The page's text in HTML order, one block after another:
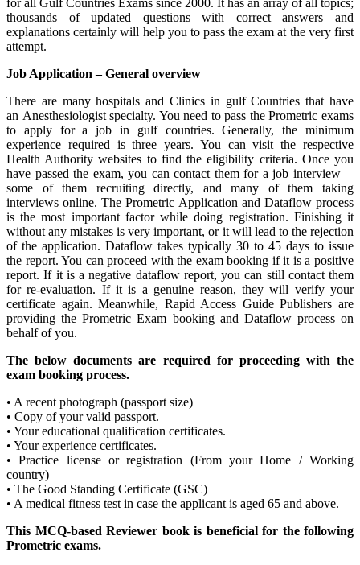
for all Gulf Countries Exams since 2000. It has an array of all topics;
thousands of updated questions with correct answers and
explanations certainly will help you to pass the exam at the very first
attempt.
Job Application – General overview
There are many hospitals and Clinics in gulf Countries that have
an Anesthesiologist specialty. You need to pass the Prometric exams
to apply for a job in gulf countries. Generally, the minimum
experience required is three years. You can visit the respective
Health Authority websites to find the eligibility criteria. Once you
have passed the exam, you can contact them for a job interview—
some of them recruiting directly, and many of them taking
interviews online. The Prometric Application and Dataflow process
is the most important factor while doing registration. Finishing it
without any mistakes is very important, or it will lead to the rejection
of the application. Dataflow takes typically 30 to 45 days to issue
the report. You can proceed with the exam booking if it is a positive
report. If it is a negative dataflow report, you can still contact them
for re-evaluation. If it is a genuine reason, they will verify your
certificate again. Meanwhile, Rapid Access Guide Publishers are
providing the Prometric Exam booking and Dataflow process on
behalf of you.
The below documents are required for proceeding with the
exam booking process.
• A recent photograph (passport size)
• Copy of your valid passport.
• Your educational qualification certificates.
• Your experience certificates.
• Practice license or registration (From your Home / Working
country)
• The Good Standing Certificate (GSC)
• A medical fitness test in case the applicant is aged 65 and above.
This MCQ-based Reviewer book is beneficial for the following
Prometric exams.